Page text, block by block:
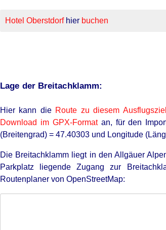
Hotel Oberstdorfhier buchen
Lage der Breitachklamm:
Hier kann die Route zu diesem Ausflugsziel
Download im GPX-Formatan, für den
(Breitengrad) = 47.40303 und Longitude
Die Breitachklamm liegt in den Allgäuer
Parkplatz liegende Zugang zur
Routenplaner von OpenStreetMap: